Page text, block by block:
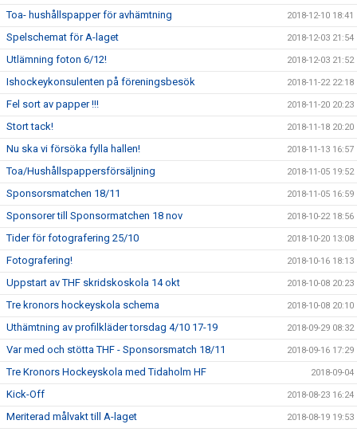
Toa- hushållspapper för avhämtning 2018-12-10 18:41
Spelschemat för A-laget 2018-12-03 21:54
Utlämning foton 6/12! 2018-12-03 21:52
Ishockeykonsulenten på föreningsbesök 2018-11-22 22:18
Fel sort av papper !!! 2018-11-20 20:23
Stort tack! 2018-11-18 20:20
Nu ska vi försöka fylla hallen! 2018-11-13 16:57
Toa/Hushållspappersförsäljning 2018-11-05 19:52
Sponsorsmatchen 18/11 2018-11-05 16:59
Sponsorer till Sponsormatchen 18 nov 2018-10-22 18:56
Tider för fotografering 25/10 2018-10-20 13:08
Fotografering! 2018-10-16 18:13
Uppstart av THF skridskoskola 14 okt 2018-10-08 20:23
Tre kronors hockeyskola schema 2018-10-08 20:10
Uthämtning av profilkläder torsdag 4/10 17-19 2018-09-29 08:32
Var med och stötta THF - Sponsorsmatch 18/11 2018-09-16 17:29
Tre Kronors Hockeyskola med Tidaholm HF 2018-09-04
Kick-Off 2018-08-23 16:24
Meriterad målvakt till A-laget 2018-08-19 19:53